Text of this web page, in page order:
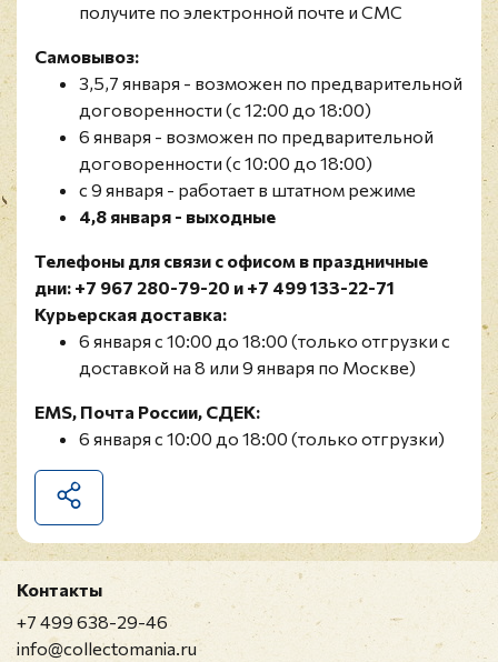
получите по электронной почте и СМС
Самовывоз:
3,5,7 января - возможен по предварительной
договоренности (с 12:00 до 18:00)
6 января - возможен по предварительной
договоренности (с 10:00 до 18:00)
с 9 января - работает в штатном режиме
4,8 января - выходные
Телефоны для связи с офисом в праздничные
дни: +7 967 280-79-20 и +7 499 133-22-71
Курьерская доставка:
6 января с 10:00 до 18:00 (только отгрузки с
доставкой на 8 или 9 января по Москве)
EMS, Почта России, СДЕК:
6 января с 10:00 до 18:00 (только отгрузки)
Контакты
+7 499 638-29-46
info@collectomania.ru